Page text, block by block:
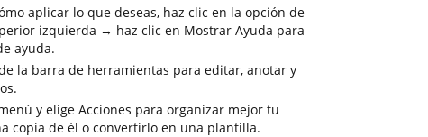
aplicar lo que deseas, haz clic en la opción de
izquierda → haz clic en Mostrar Ayuda para
ayuda.
la barra de herramientas para editar, anotar y
y elige Acciones para organizar mejor tu
copia de él o convertirlo en una plantilla.